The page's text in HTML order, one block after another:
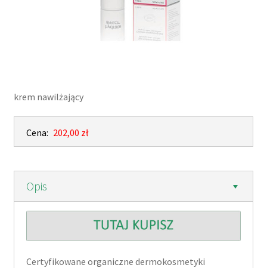
krem nawilżający
Cena: 202,00 zł
Opis
Certyfikowane organiczne dermokosmetyki